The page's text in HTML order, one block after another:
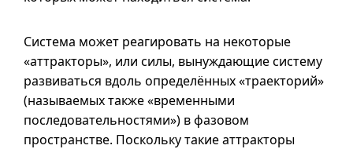
Система может реагировать на некоторые
«аттракторы», или силы, вынуждающие систему
развиваться вдоль определённых «траекторий»
(называемых также «временными
последовательностями») в фазовом
пространстве. Поскольку такие аттракторы